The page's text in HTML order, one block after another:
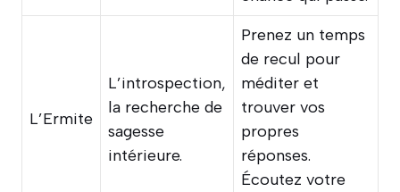
L’Ermite
L’introspection,
la recherche de
sagesse
intérieure.
Prenez un temps
de recul pour
méditer et
trouver vos
propres
réponses.
Écoutez votre